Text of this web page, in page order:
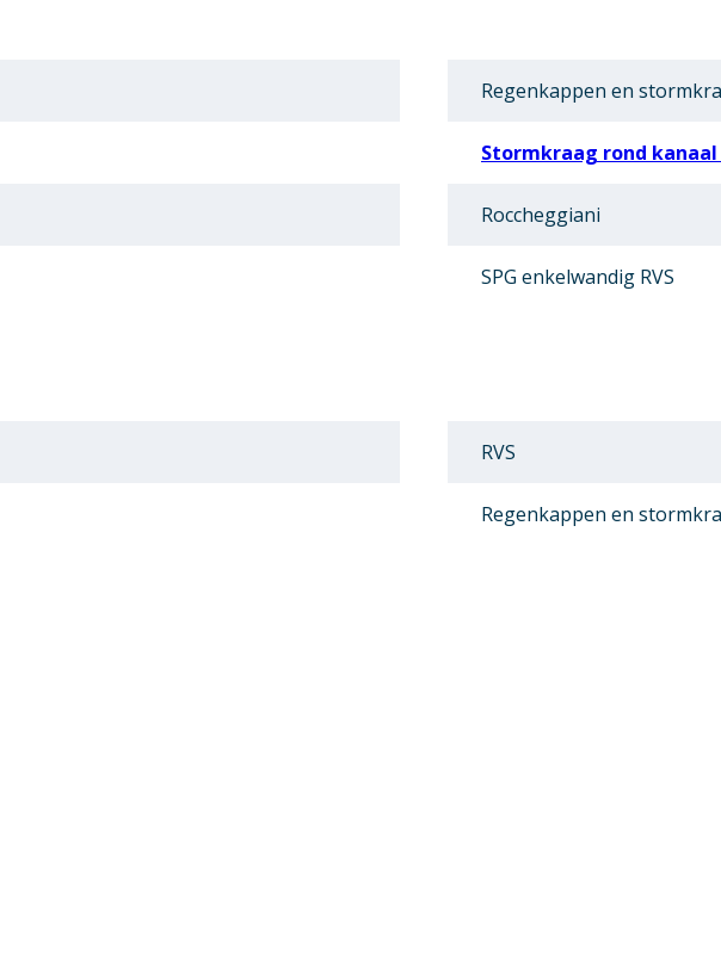
Regenkappen en
Stormkraag rond kanaal
Roccheggiani
SPG enkelwandig RVS
RVS
Regenkappen en